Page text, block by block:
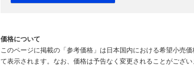
価格について
このページに掲載の「参考価格」は日本国内における希望小売
て表示されます。なお、価格は予告なく変更されることがござい